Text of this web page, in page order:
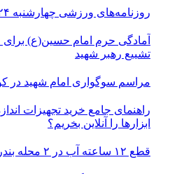
روزنامه‌های ورزشی چهارشنبه ۲۴ تیر ۱۴۰۵
آمادگی حرم امام حسین(ع) برای
تشییع رهبر شهید
مراسم سوگواری امام شهید در
راهنمای جامع خرید تجهیزات
ابزارها را آنلاین بخریم؟
قطع ۱۲ ساعته آب در ۲ محله بندرعباس